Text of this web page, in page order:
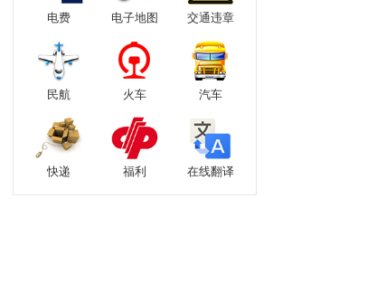
电费 电子地图 交通违章
民航 火车 汽车
快递 福利 在线翻译